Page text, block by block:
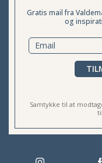
Gratis mail fra
og
Samtykke til at